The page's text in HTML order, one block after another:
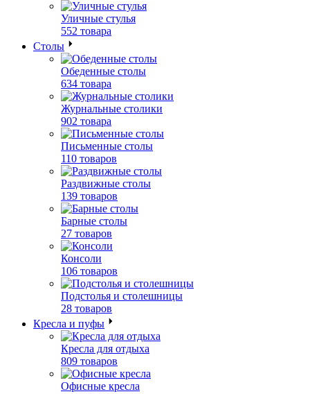
Уличные стулья
552 товара
Столы
Обеденные столы
634 товара
Журнальные столики
902 товара
Письменные столы
110 товаров
Раздвижные столы
139 товаров
Барные столы
27 товаров
Консоли
106 товаров
Подстолья и столешницы
28 товаров
Кресла и пуфы
Кресла для отдыха
809 товаров
Офисные кресла